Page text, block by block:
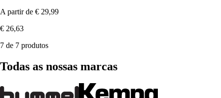
A partir de € 29,99
€ 26,63
7 de 7 produtos
Todas as nossas marcas